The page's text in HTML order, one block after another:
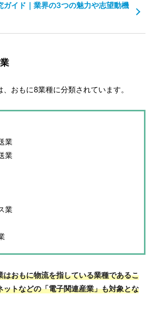
ガイド｜業界の3つの魅力や志望動機
、おもに8業種に分類されています。
業
業
業
はおもに物流を指している業種であるこ
ットなどの「電子関連産業」も対象とな